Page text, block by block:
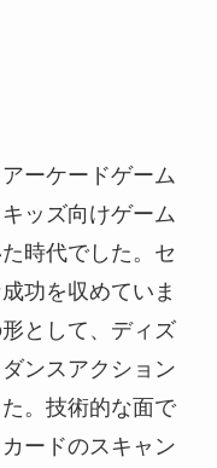
ーケードゲーム
ッズ向けゲーム
時代でした。セ
功を収めていま
として、ディズ
ンスアクション
。技術的な面で
ードのスキャン